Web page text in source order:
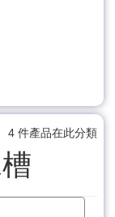
4 件產品在此分類